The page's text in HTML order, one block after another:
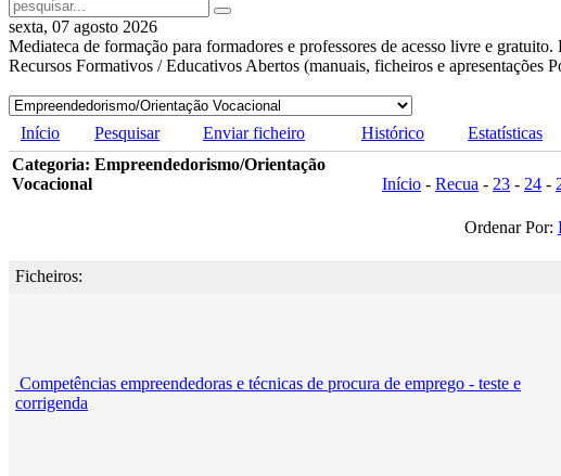
sexta, 07 agosto 2026
Mediateca de formação para formadores e professores de acesso livre e
Recursos Formativos / Educativos Abertos (manuais, ficheiros e apresentações
Início Pesquisar Enviar ficheiro Histórico Estatísticas
Categoria: Empreendedorismo/Orientação
Vocacional
Início - Recua - 23 - 24 -
Ordenar Por:
Ficheiros:
Competências empreendedoras e técnicas de procura de emprego - teste e
corrigenda